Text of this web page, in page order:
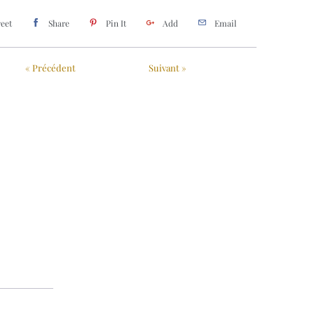
Share Pin It Add Email
Suivant »
« Précédent